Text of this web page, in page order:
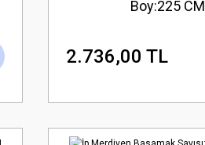
Boy:225 CM
2.736,00 TL